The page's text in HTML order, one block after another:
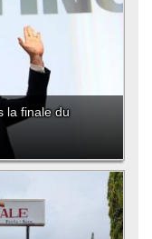
la finale du